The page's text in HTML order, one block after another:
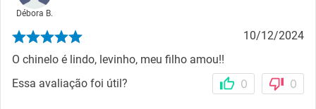
Débora B.
10/12/2024
O chinelo é lindo, levinho, meu filho amou!!
Essa avaliação foi útil?
0 0